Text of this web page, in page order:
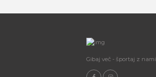
Gibaj več - športaj z nami